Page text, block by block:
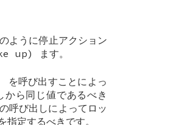
ように停止アクション
up) ます。
呼び出すことによっ
ら同じ値であるべき
呼び出しによってロッ
定するべきです。